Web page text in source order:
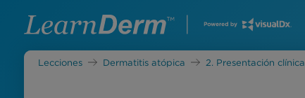
Lecciones Dermatitis atópica 2. Presentación clínica